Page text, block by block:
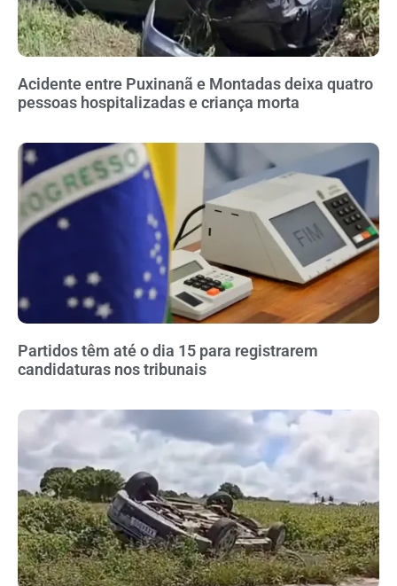
Acidente entre Puxinanã e Montadas deixa quatro
pessoas hospitalizadas e criança morta
Partidos têm até o dia 15 para registrarem
candidaturas nos tribunais